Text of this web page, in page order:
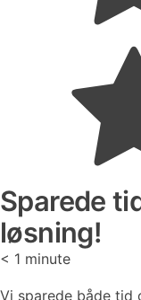
Sparede
løsning!
< 1 minute
Vi sparede både tid